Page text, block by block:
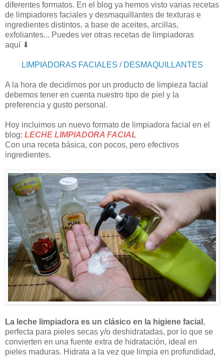
diferentes formatos. En el blog ya hemos visto varias recetas
de limpiadores faciales y desmaquillantes de texturas e
ingredientes distintos, a base de aceites, arcillas,
exfoliantes... Puedes ver otras recetas de limpiadoras
aquí ⬇
LIMPIADORAS FACIALES / DESMAQUILLANTES
A la hora de decidirnos por un producto de limpieza facial
debemos tener en cuenta nuestro tipo de piel y la
preferencia y gusto personal.
Hoy incluimos un nuevo formato de limpiadora facial en el
blog: LECHE LIMPIADORA FACIAL
Con una receta básica, con pocos, pero efectivos
ingredientes.
La leche limpiadora es un clásico en la higiene facial ,
perfecta para pieles secas y/o deshidratadas, por lo que se
convierten en una fuente extra de hidratación, ideal en
pieles maduras. Hidrata a la vez que limpia en profundidad,